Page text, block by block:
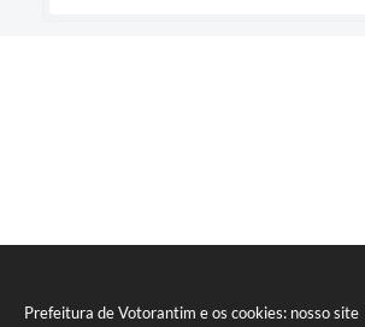
Prefeitura de Votorantim e os cookies: nosso site